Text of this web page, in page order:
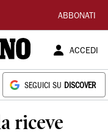
ABBONATI
ACCEDI
SEGUICI SU DISCOVER
riceve